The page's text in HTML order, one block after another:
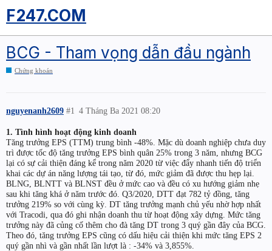
F247.COM
BCG - Tham vọng dẫn đầu ngành
Chứng khoán
nguyenanh2609 4 Tháng Ba 2021 08:20
#1
1. Tình hình hoạt động kinh doanh
Tăng trưởng EPS (TTM) trung bình -48%. Mặc dù doanh nghiệp chưa duy
trì được tốc độ tăng trưởng EPS bình quân 25% trong 3 năm, nhưng BCG
lại có sự cải thiện đáng kể trong năm 2020 từ việc đẩy nhanh tiến độ triển
khai các dự án năng lượng tái tạo, từ đó, mức giảm đã được thu hẹp lại.
BLNG, BLNTT và BLNST đều ở mức cao và đều có xu hướng giảm nhẹ
sau khi tăng khá ở năm trước đó. Q3/2020, DTT đạt 782 tỷ đồng, tăng
trưởng 219% so với cùng kỳ. DT tăng trưởng mạnh chủ yếu nhờ hợp nhất
với Tracodi, qua đó ghi nhận doanh thu từ hoạt động xây dựng. Mức tăng
trưởng này đã củng cố thêm cho đà tăng DT trong 3 quý gần đây của BCG.
Theo đó, tăng trưởng EPS cũng có dấu hiệu cải thiện khi mức tăng EPS 2
quý gần nhì và gần nhất lần lượt là : -34% và 3,855%.